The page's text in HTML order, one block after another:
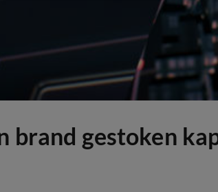
brand gestoken